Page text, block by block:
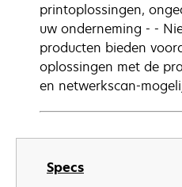
Specs
printoplossingen,
uw onderneming - -
producten bieden
oplossingen met de
en netwerkscan-